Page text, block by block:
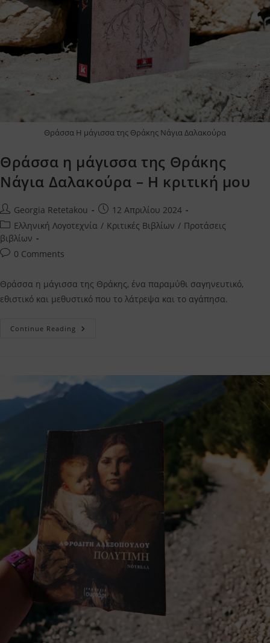
Θράσσα Η μάγισσα της Θράκης Νάγια Δαλακούρα
Θράσσα η μάγισσα της Θράκης
Νάγια Δαλακούρα – Η κριτική μου
Post
author:
Georgia Retetakou
Post
published:
12 Απριλίου 2024
Post
category:
Ελληνική Λογοτεχνία / Κριτικές Βιβλίων / Προτάσεις
βιβλίων
Post0 Comments
Θράσσα η μάγισσα της Θράκης, ένα παραμύθι σαγηνευτικό,
εθιστικό και μεθυστικό που το λάτρεψα και το αγάπησα.
Continue Reading Θράσσα
Δαλακούρα
–